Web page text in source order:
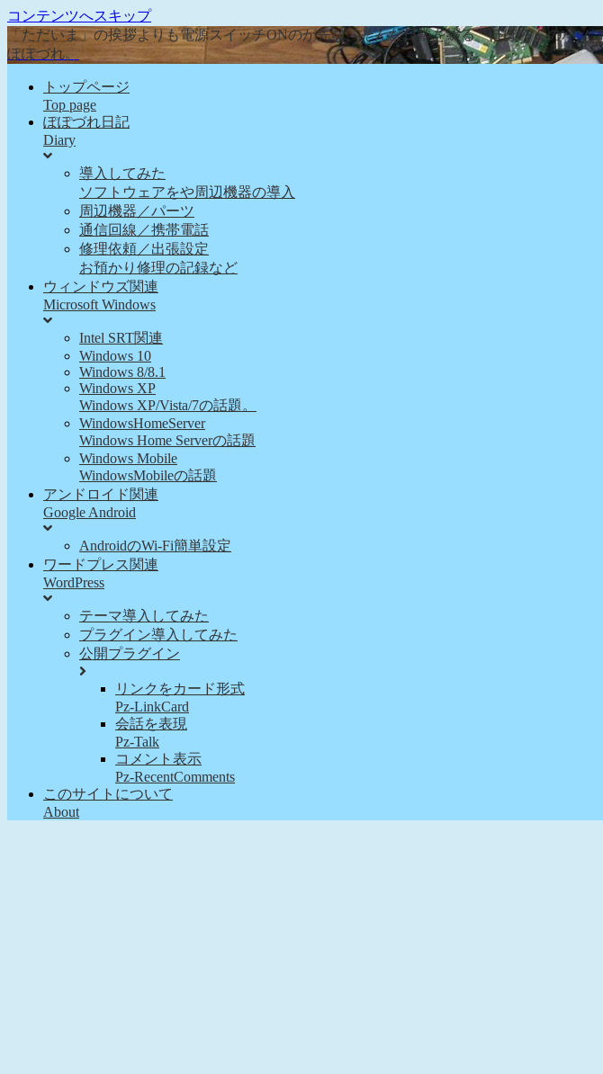
コンテンツへスキップ
「ただいま」の挨拶よりも電源スイッチONのが先な、そんな日常を綴る『ぽぽろんのパソ
ぽぽづれ。
トップページ
Top page
ぽぽづれ日記
Diary
導入してみた
ソフトウェアをや周辺機器の導入
周辺機器／パーツ
通信回線／携帯電話
修理依頼／出張設定
お預かり修理の記録など
ウィンドウズ関連
Microsoft Windows
Intel SRT関連
Windows 10
Windows 8/8.1
Windows XP
Windows XP/Vista/7の話題。
WindowsHomeServer
Windows Home Serverの話題
Windows Mobile
WindowsMobileの話題
アンドロイド関連
Google Android
AndroidのWi-Fi簡単設定
ワードプレス関連
WordPress
テーマ導入してみた
プラグイン導入してみた
公開プラグイン
リンクをカード形式
Pz-LinkCard
会話を表現
Pz-Talk
コメント表示
Pz-RecentComments
このサイトについて
About